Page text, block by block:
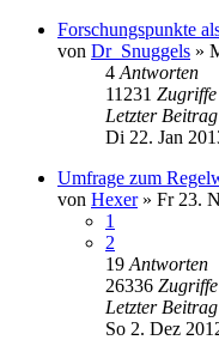
Forschungspunkte
von Dr_Snuggels »
4 Antworten
11231 Zugriffe
Letzter Beitrag
Di 22. Jan
Umfrage zum
von Hexer» Fr 23.
1
2
19 Antworten
26336 Zugriffe
Letzter Beitrag
So 2. Dez